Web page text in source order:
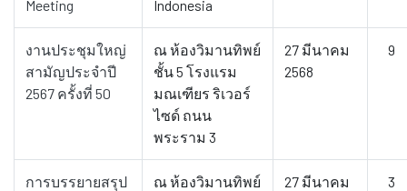
Meeting Indonesia
งานประชุมใหญ่
สามัญประจำปี
2567 ครั้งที่ 50
ณ ห้องวิมานทิพย์
ชั้น 5 โรงแรม
มณเฑียร ริเวอร์
ไซด์ ถนน
พระราม 3
27 มีนาคม
2568
9
การบรรยายสรุป
ณ ห้องวิมานทิพย์
27 มีนาคม
3